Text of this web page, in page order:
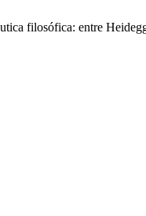
filosófica: entre